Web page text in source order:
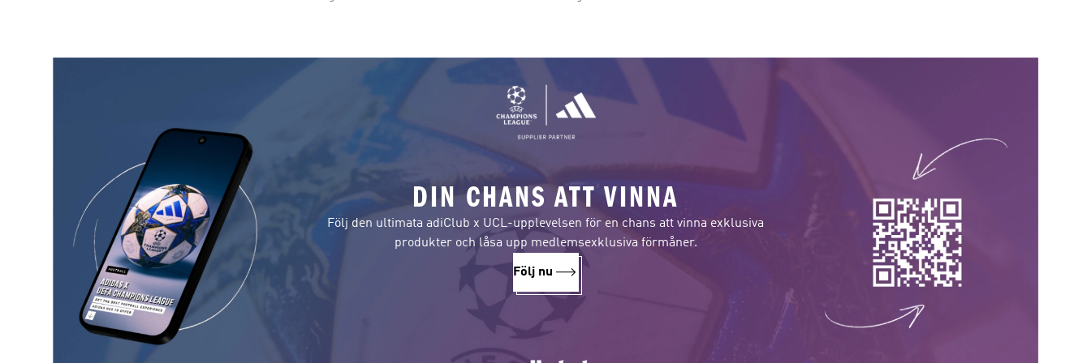
DIN CHANS ATT VINNA
Följ den ultimata adiClub x UCL-upplevelsen för en chans att vinna exklusiva
produkter och låsa upp medlemsexklusiva förmåner.
Följ nu